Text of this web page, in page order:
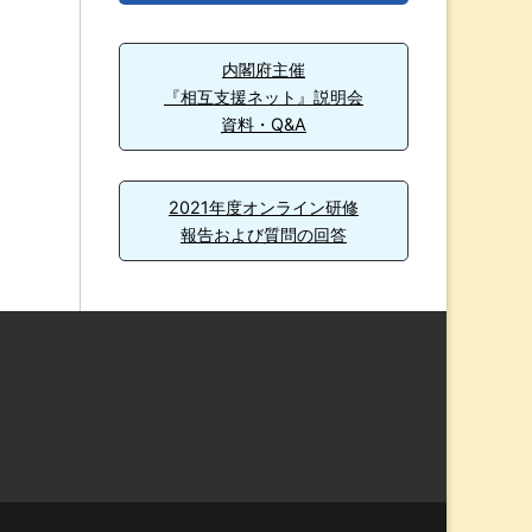
内閣府主催
『相互支援ネット』説明会
資料・Q&A
2021年度オンライン研修
報告および質問の回答